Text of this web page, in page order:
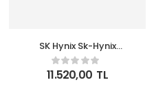
SK Hynix Sk-Hynix
HMCG78AGBSA095N
16GB Ddr5 5600MT
CL46 262 Pin Sodımm,
11.520,00 TL